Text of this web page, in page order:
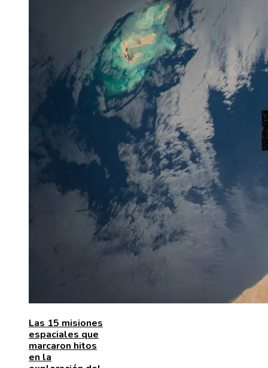
Las 15 misiones
espaciales que
marcaron hitos
en la